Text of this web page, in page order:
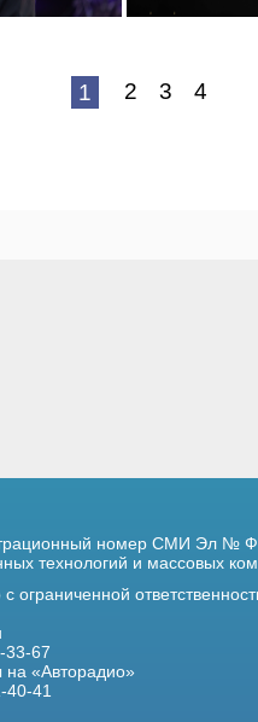
1 2 3 4
номер СМИ Эл №
технологий и массовых
ограниченной
33-67
«Авторадио»
40-41